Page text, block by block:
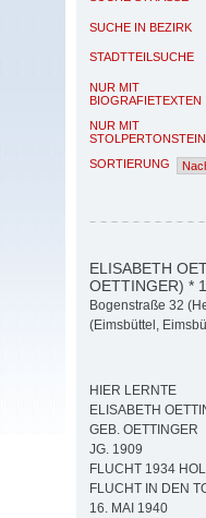
SUCHE IN BEZIRK
STADTTEILSUCHE
NUR MIT
BIOGRAFIETEXTEN
NUR MIT
STOLPERTONSTEIN
SORTIERUNG
ELISABETH
OETTINGER) *
Bogenstraße 32
(Eimsbüttel,
HIER LERNTE
ELISABETH
GEB. OETTINGER
JG. 1909
FLUCHT 1934
FLUCHT IN DEN
16. MAI 1940